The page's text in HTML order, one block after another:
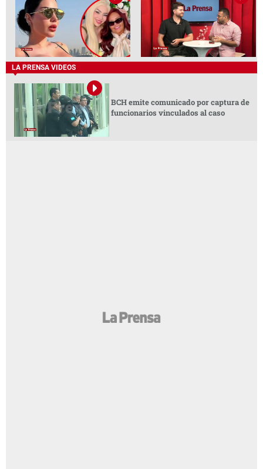
LA PRENSA VIDEOS
BCH emite comunicado por captura de
funcionarios vinculados al caso